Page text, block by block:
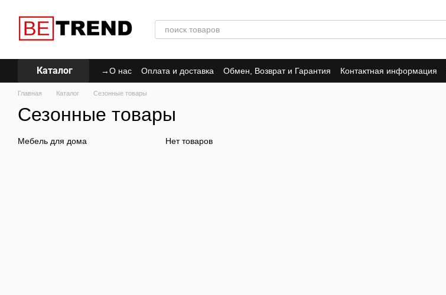
Каталог →О нас Оплата и доставка Обмен, Возврат и Гарантия Контактная информация
Политика Конфиденциальности
Главная Каталог Сезонные товары
Сезонные товары
Нет товаров
Мебель для дома